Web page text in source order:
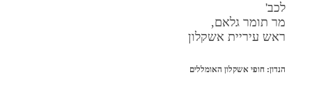
לכב'
מר תומר גלאם,
ראש עיריית אשקלון
הנדון: חופי אשקלון האומללים